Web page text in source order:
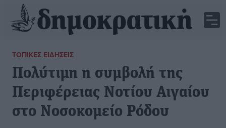
ΤΟΠΙΚΈΣ ΕΙΔΉΣΕΙΣ
Πολύτιμη η συμβολή της
Περιφέρειας Νοτίου Αιγαίου
στο Νοσοκομείο Ρόδου